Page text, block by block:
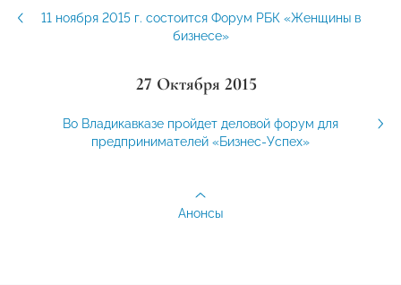
11 ноября 2015 г. состоится Форум РБК «Женщины в
бизнесе»
27 Октября 2015
Во Владикавказе пройдет деловой форум для
предпринимателей «Бизнес-Успех»
Анонсы